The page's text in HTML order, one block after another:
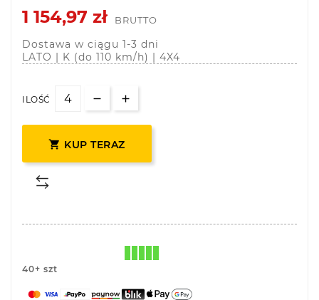
1 154,97 zł
BRUTTO
Dostawa w ciągu 1-3 dni
LATO | K (do 110 km/h) | 4X4
ILOŚĆ
 KUP TERAZ
40+ szt